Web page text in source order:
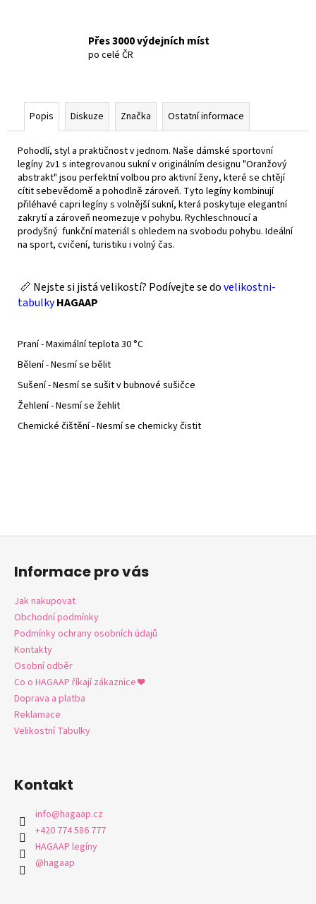
Přes 3000 výdejních míst
po celé ČR
Popis Diskuze Značka Ostatní informace
Pohodlí, styl a praktičnost v jednom. Naše dámské sportovní
legíny 2v1 s integrovanou sukní v originálním designu "Oranžový
abstrakt" jsou perfektní volbou pro aktivní ženy, které se chtějí
cítit sebevědomě a pohodlně zároveň. Tyto legíny kombinují
přiléhavé capri legíny s volnější sukní, která poskytuje elegantní
zakrytí a zároveň neomezuje v pohybu. Rychleschnoucí a
prodyšný funkční materiál s ohledem na svobodu pohybu. Ideální
na sport, cvičení, turistiku i volný čas.
📏 Nejste si jistá velikostí? Podívejte se dovelikostni-
tabulkyHAGAAP
Praní - Maximální teplota 30 °C
Bělení - Nesmí se bělit
Sušení - Nesmí se sušit v bubnové sušičce
Žehlení - Nesmí se žehlit
Chemické čištění - Nesmí se chemicky čistit
Z
Informace pro vás
Jak nakupovat
Obchodní podmínky
Podmínky ochrany osobních údajů
Kontakty
Osobní odběr
Co o HAGAAP říkají zákaznice ❤️
Doprava a platba
Reklamace
Velikostní Tabulky
Kontakt
info@hagaap.cz
+420 774 586 777
HAGAAP legíny
@hagaap